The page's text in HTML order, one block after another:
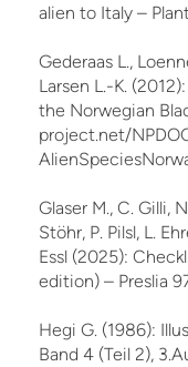
alien to Italy –
Gederaas L.,
Larsen L.-K.
the Norwegian
project.net/
Glaser M., C. Gilli,
Stöhr, P. Pilsl, L.
Essl (2025):
edition) – Preslia
Hegi G. (1986):
Band 4 (Teil 2),